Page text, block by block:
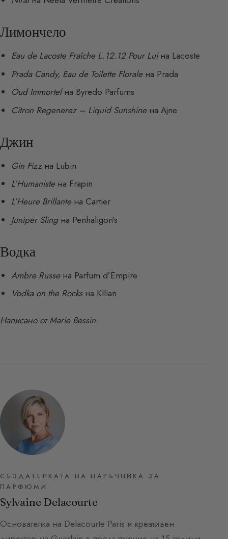
Лимончело
Eau de Lacoste Fraîche L.12.12 Pour Luiна Lacoste
Prada Candy, Eau de Toilette Floraleна Prada
Oud Immortelна Byredo Parfums
Citron Regenerez – Liquid Sunshineна Ajne
Джин
Gin Fizzна Lubin
L’Humanisteна Frapin
L’Heure Brillanteна Cartier
Juniper Slingна Penhaligon’s
Водка
Ambre Russeна Parfum d’Empire
Vodka on the Rocksна Kilian
Написано от Marie Bessin.
СЪЗДАТЕЛКАТА НА НАРЪЧНИКА ЗА
ПАРФЮМИ
Sylvaine Delacourte
Основателка на Delacourte Paris и креативен